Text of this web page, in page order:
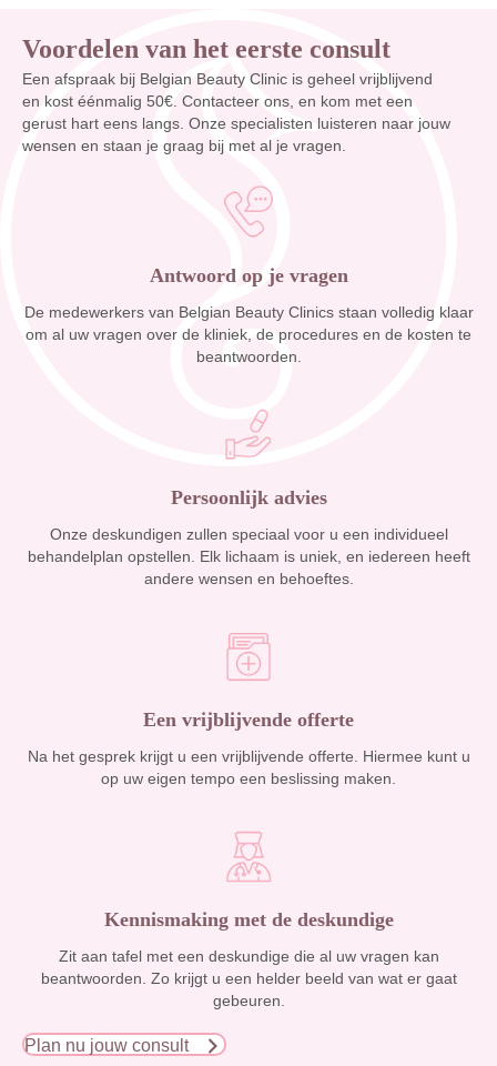
Voordelen van het eerste consult
Een afspraak bij Belgian Beauty Clinic is geheel vrijblijvend
en kost éénmalig 50€. Contacteer ons, en kom met een
gerust hart eens langs. Onze specialisten luisteren naar jouw
wensen en staan je graag bij met al je vragen.
Antwoord op je vragen
De medewerkers van Belgian Beauty Clinics staan volledig klaar
om al uw vragen over de kliniek, de procedures en de kosten te
beantwoorden.
Persoonlijk advies
Onze deskundigen zullen speciaal voor u een individueel
behandelplan opstellen. Elk lichaam is uniek, en iedereen heeft
andere wensen en behoeftes.
Een vrijblijvende offerte
Na het gesprek krijgt u een vrijblijvende offerte. Hiermee kunt u
op uw eigen tempo een beslissing maken.
Kennismaking met de deskundige
Zit aan tafel met een deskundige die al uw vragen kan
beantwoorden. Zo krijgt u een helder beeld van wat er gaat
gebeuren.
Plan nu jouw consult